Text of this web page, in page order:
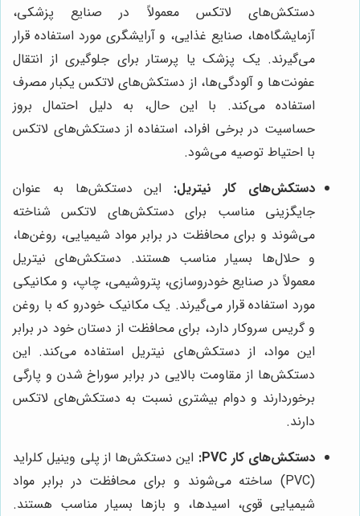
دستکش‌های لاتکس معمولاً در صنایع پزشکی،
آزمایشگاه‌ها، صنایع غذایی، و آرایشگری مورد استفاده قرار
می‌گیرند. یک پزشک یا پرستار برای جلوگیری از انتقال
عفونت‌ها و آلودگی‌ها، از دستکش‌های لاتکس یکبار مصرف
استفاده می‌کند. با این حال، به دلیل احتمال بروز
حساسیت در برخی افراد، استفاده از دستکش‌های لاتکس
با احتیاط توصیه می‌شود.
دستکش‌های کار نیتریل: این دستکش‌ها به عنوان
جایگزینی مناسب برای دستکش‌های لاتکس شناخته
می‌شوند و برای محافظت در برابر مواد شیمیایی، روغن‌ها،
و حلال‌ها بسیار مناسب هستند. دستکش‌های نیتریل
معمولاً در صنایع خودروسازی، پتروشیمی، چاپ، و مکانیکی
مورد استفاده قرار می‌گیرند. یک مکانیک خودرو که با روغن
و گریس سروکار دارد، برای محافظت از دستان خود در برابر
این مواد، از دستکش‌های نیتریل استفاده می‌کند. این
دستکش‌ها از مقاومت بالایی در برابر سوراخ شدن و پارگی
برخوردارند و دوام بیشتری نسبت به دستکش‌های لاتکس
دارند.
دستکش‌های کار PVC:
این دستکش‌ها از پلی وینیل کلراید
(PVC) ساخته می‌شوند و برای محافظت در برابر مواد
شیمیایی قوی، اسیدها، و بازها بسیار مناسب هستند.